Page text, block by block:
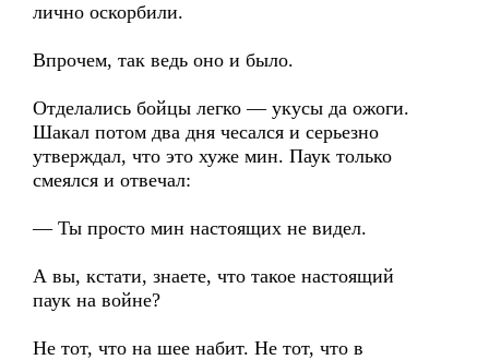
лично оскорбили.
Впрочем, так ведь оно и было.
Отделались бойцы легко — укусы да ожоги.
Шакал потом два дня чесался и серьезно
утверждал, что это хуже мин. Паук только
смеялся и отвечал:
— Ты просто мин настоящих не видел.
А вы, кстати, знаете, что такое настоящий
паук на войне?
Не тот, что на шее набит. Не тот, что в